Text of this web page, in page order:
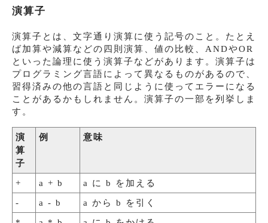
演算子
演算子とは、文字通り演算に使う記号のこと。たとえ
ば加算や減算などの四則演算、値の比較、ANDやOR
といった論理に使う演算子などがあります。演算子は
プログラミング言語によって異なるものがあるので、
習得済みの他の言語と同じように使ってエラーになる
ことがあるかもしれません。演算子の一部を列挙しま
す。
演
算
子
例 意味
+ a + b a に b を加える
- a - b a から b を引く